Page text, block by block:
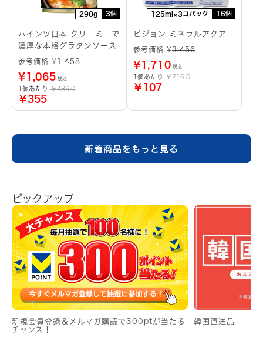
290g 3個
ハインツ日本 クリーミーで
濃厚な本格グラタンソース
参考価格 ¥1,458
¥1,065 税込
1個あたり ￥486.0
￥355
125ml×3コパック 16個
ピジョン ミネラルアクア
参考価格 ¥3,456
¥1,710 税込
1個あたり ￥216.0
￥107
新着商品をもっと見る
ピックアップ
新規会員登録＆メルマガ購読で300ptが当たる
チャンス！
韓国直送品